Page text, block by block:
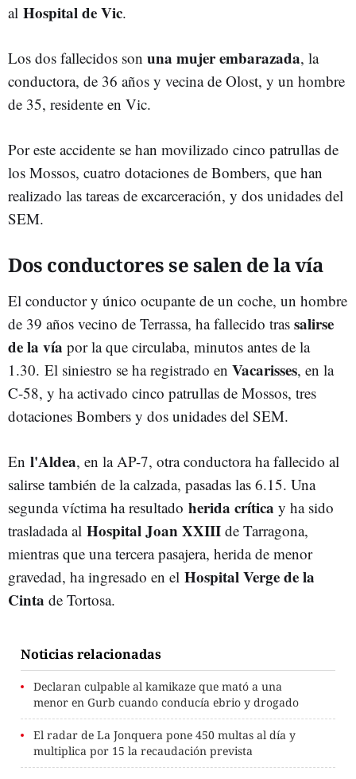
al Hospital de Vic.
Los dos fallecidos son una mujer embarazada, la
conductora, de 36 años y vecina de Olost, y un hombre
de 35, residente en Vic.
Por este accidente se han movilizado cinco patrullas de
los Mossos, cuatro dotaciones de Bombers, que han
realizado las tareas de excarceración, y dos unidades del
SEM.
Dos conductores se salen de la vía
El conductor y único ocupante de un coche, un hombre
de 39 años vecino de Terrassa, ha fallecido tras salirse
de la vía por la que circulaba, minutos antes de la
1.30. El siniestro se ha registrado en Vacarisses, en la
C-58, y ha activado cinco patrullas de Mossos, tres
dotaciones Bombers y dos unidades del SEM.
En l'Aldea, en la AP-7, otra conductora ha fallecido al
salirse también de la calzada, pasadas las 6.15. Una
segunda víctima ha resultado herida crítica y ha sido
trasladada al Hospital Joan XXIII de Tarragona,
mientras que una tercera pasajera, herida de menor
gravedad, ha ingresado en el Hospital Verge de la
Cinta de Tortosa.
Noticias relacionadas
Declaran culpable al kamikaze que mató a una
menor en Gurb cuando conducía ebrio y drogado
El radar de La Jonquera pone 450 multas al día y
multiplica por 15 la recaudación prevista